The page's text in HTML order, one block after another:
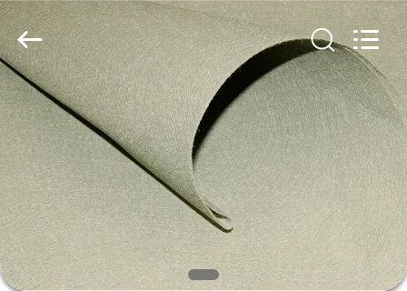
الصفحة
الرئيسية
منتجات
أشرطة
فيديو
2026
CHANGSHU
AZURE
IMP&EXP
CO.LTD.
All
Rights
Reserved.